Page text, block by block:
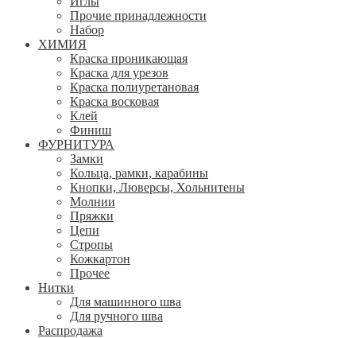
Прочие принадлежности
Набор
ХИМИЯ
Краска проникающая
Краска для урезов
Краска полиуретановая
Краска восковая
Клей
Финиш
ФУРНИТУРА
Замки
Кольца, рамки, карабины
Кнопки, Люверсы, Хольнитены
Молнии
Пряжки
Цепи
Стропы
Кожкартон
Прочее
Нитки
Для машинного шва
Для ручного шва
Распродажа